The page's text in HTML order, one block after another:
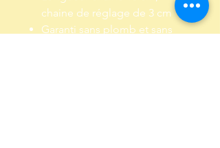
chaine de réglage de 3 cm
Garanti sans plomb et sans